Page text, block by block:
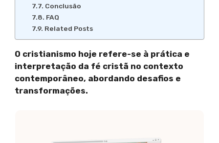
Conclusão
FAQ
Related Posts
O cristianismo hoje refere-se à prática e
interpretação da fé cristã no contexto
contemporâneo, abordando desafios e
transformações.